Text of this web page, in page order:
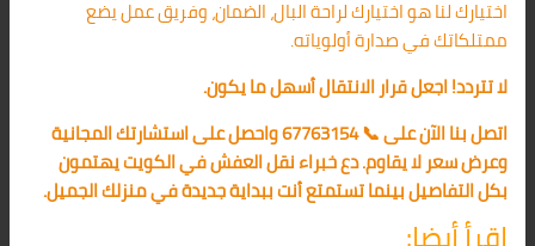
اختيارك لنا هو اختيارك لراحة البال، الضمان، وفريق عمل يضع
ممتلكاتك في صدارة أولوياته.
لا تتردد! اجعل قرار الانتقال أسهل ما يكون.
اتصل بنا الآن على 📞 67763154 واحصل على استشارتك المجانية
وعرض سعر لا يقاوم. دع خبراء نقل العفش في الكويت يهتمون
بكل التفاصيل بينما تستمتع أنت ببداية جديدة في منزلك الجميل.